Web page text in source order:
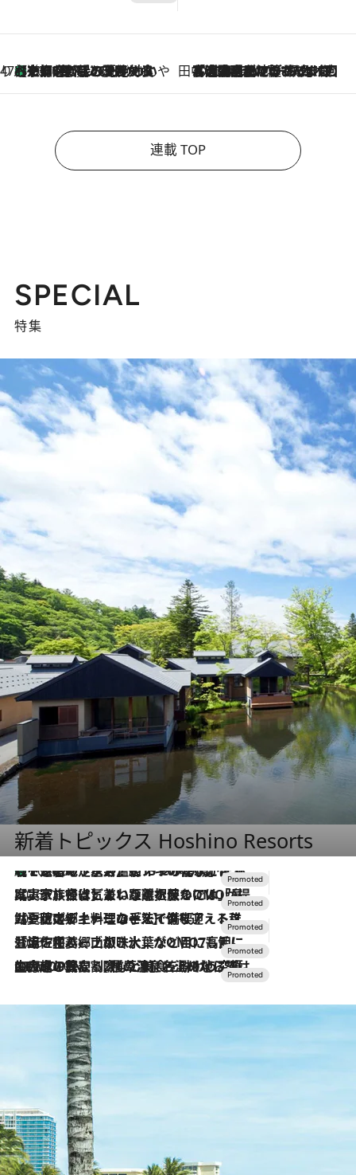
47都道府県の手みやげ ひんやりスイーツで夏を満喫
2026.8.7
【京都府】この夏絶対食べたい 冷やしておいしいおやつ3選 ひと口目から心を掴む新緑のテリーヌ 田中稲の勝手に再ブーム
2026.8.7
「湘南乃風に憧れて」観客大盛上がりの“タオル回し”に、ラッパー顔負けの高速歌唱まで…さだまさし（74）のアグレッシブすぎる現在地
連載 TOP
SPECIAL
特集
新着トピックス Hoshino Resorts
2026.8.7
【トンボの足水浴】ヒノキの香りに包まれて涼感マックス！約13℃の湧水かけ流しを避暑地「星野温泉 トンボの湯」で体験
2026.7.31
【ホテル帰省】という選択肢をOMOが提案。家族とほどよい距離を保つには「昼は実家、夜は気兼ねなくホテルで！」
2026.7.24
【夏限定ディナーコース】旬を迎える稚鮎や花ズッキーニなどをイタリア・トスカーナの郷土料理の手法で満喫！
2026.7.17
「土佐和ハーブかき氷」がOMO7高知に登場！生姜、山椒、大葉など目にも舌にも涼を呼ぶ郷土の味
2026.7.10
NEW OPEN！【界 草津】名湯の地に誕生。趣の異なる2種の温泉と上州ならではの会席・蕎麦割烹など美食を味わう究極の癒やし旅